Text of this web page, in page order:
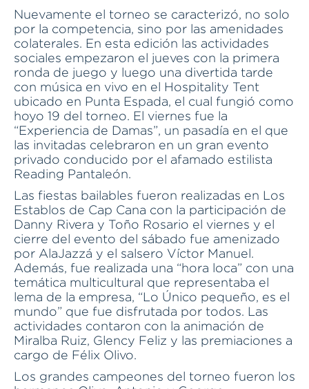
Nuevamente el torneo se caracterizó, no solo
por la competencia, sino por las amenidades
colaterales. En esta edición las actividades
sociales empezaron el jueves con la primera
ronda de juego y luego una divertida tarde
con música en vivo en el Hospitality Tent
ubicado en Punta Espada, el cual fungió como
hoyo 19 del torneo. El viernes fue la
“Experiencia de Damas”, un pasadía en el que
las invitadas celebraron en un gran evento
privado conducido por el afamado estilista
Reading Pantaleón.
Las fiestas bailables fueron realizadas en Los
Establos de Cap Cana con la participación de
Danny Rivera y Toño Rosario el viernes y el
cierre del evento del sábado fue amenizado
por AlaJazzá y el salsero Víctor Manuel.
Además, fue realizada una “hora loca” con una
temática multicultural que representaba el
lema de la empresa, “Lo Único pequeño, es el
mundo” que fue disfrutada por todos. Las
actividades contaron con la animación de
Miralba Ruiz, Glency Feliz y las premiaciones a
cargo de Félix Olivo.
Los grandes campeones del torneo fueron los